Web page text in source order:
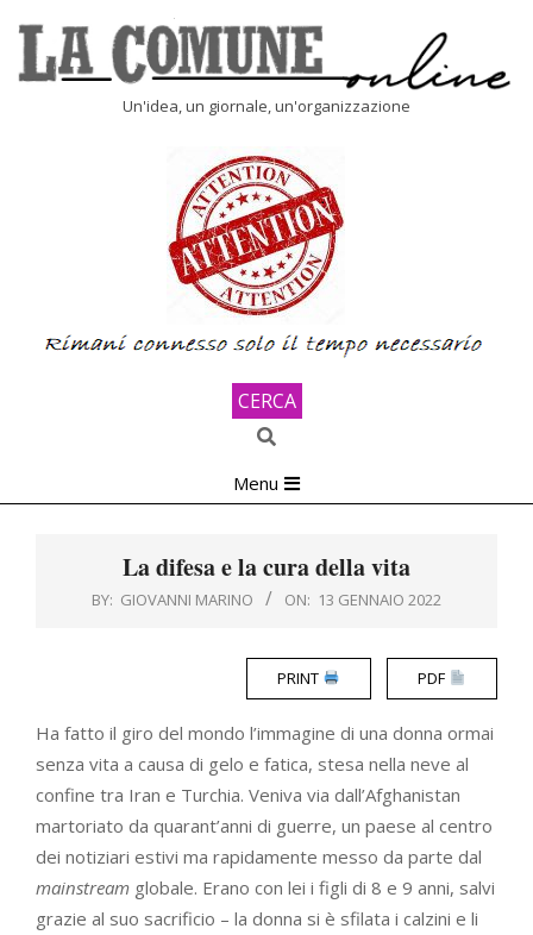
content
Un'idea, un giornale, un'organizzazione
CERCA
Search
Navigation
Menu
La difesa e la cura della vita
BY: GIOVANNI MARINO ON: 13 GENNAIO 2022
PRINT PDF
Ha fatto il giro del mondo l’immagine di una donna ormai
senza vita a causa di gelo e fatica, stesa nella neve al
confine tra Iran e Turchia. Veniva via dall’Afghanistan
martoriato da quarant’anni di guerre, un paese al centro
dei notiziari estivi ma rapidamente messo da parte dal
mainstream globale. Erano con lei i figli di 8 e 9 anni, salvi
grazie al suo sacrificio – la donna si è sfilata i calzini e li